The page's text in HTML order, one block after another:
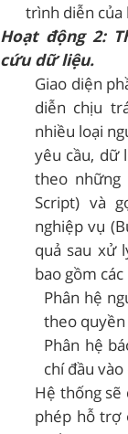
trình diễn của
Hoạt động 2:
cứu dữ liệu.
Giao diện
diễn chịu
nhiều loại
yêu cầu, dữ
theo những
Script) và
nghiệp vụ
quả sau xử
bao gồm
­Phân hệ
theo
­Phân hệ
chí đầu
Hệ thống
phép hỗ trợ